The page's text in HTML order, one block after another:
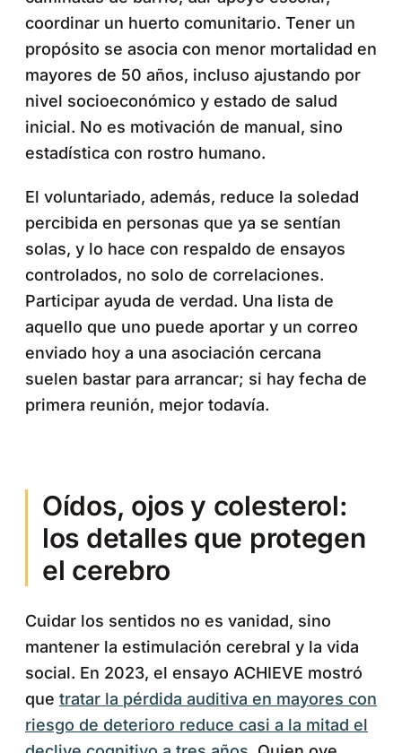
coordinar un huerto comunitario. Tener un
propósito se asocia con menor mortalidad en
mayores de 50 años, incluso ajustando por
nivel socioeconómico y estado de salud
inicial. No es motivación de manual, sino
estadística con rostro humano.
El voluntariado, además, reduce la soledad
percibida en personas que ya se sentían
solas, y lo hace con respaldo de ensayos
controlados, no solo de correlaciones.
Participar ayuda de verdad. Una lista de
aquello que uno puede aportar y un correo
enviado hoy a una asociación cercana
suelen bastar para arrancar; si hay fecha de
primera reunión, mejor todavía.
Oídos, ojos y colesterol:
los detalles que protegen
el cerebro
Cuidar los sentidos no es vanidad, sino
mantener la estimulación cerebral y la vida
social. En 2023, el ensayo ACHIEVE mostró
que tratar la pérdida auditiva en mayores con
riesgo de deterioro reduce casi a la mitad el